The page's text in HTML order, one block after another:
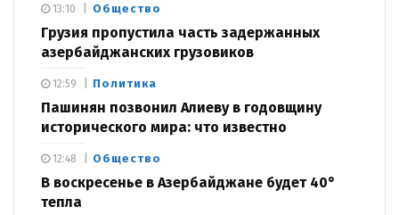
Общество
Грузия пропустила часть задержанных
азербайджанских грузовиков
13:10
Политика
Пашинян позвонил Алиеву в годовщину
исторического мира: что известно
12:59
Общество
В воскресенье в Азербайджане будет 40°
тепла
12:48